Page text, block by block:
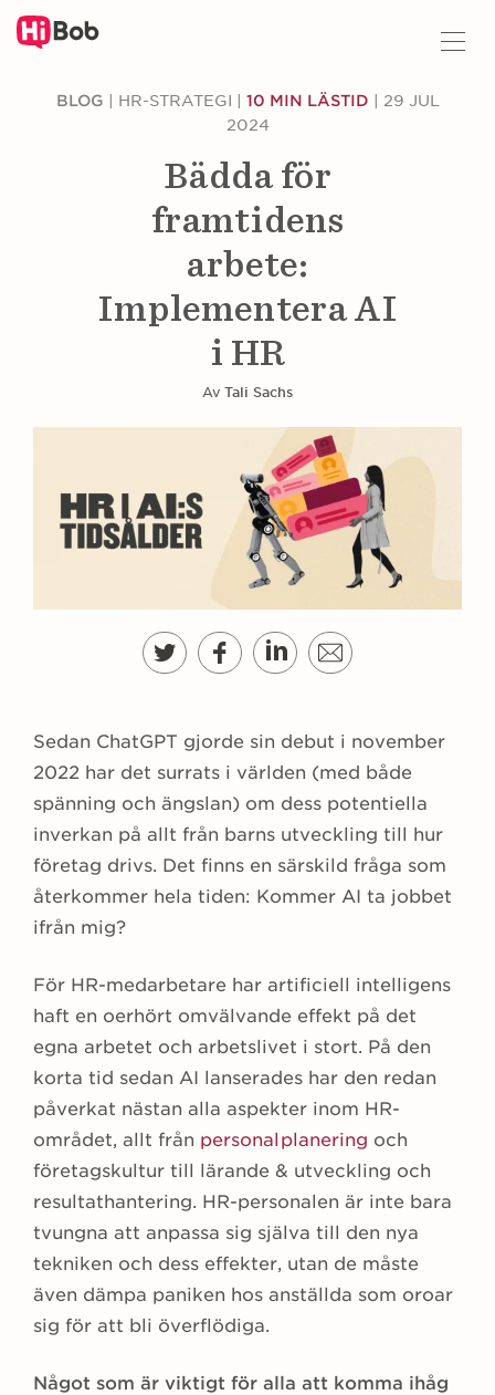
BLOG | HR-STRATEGI | 10 MIN LÄSTID | 29 JUL
2024
Bädda för
framtidens
arbete:
Implementera AI
i HR
Av Tali Sachs
Sedan ChatGPT gjorde sin debut i november
2022 har det surrats i världen (med både
spänning och ängslan) om dess potentiella
inverkan på allt från barns utveckling till hur
företag drivs. Det finns en särskild fråga som
återkommer hela tiden: Kommer AI ta jobbet
ifrån mig?
För HR-medarbetare har artificiell intelligens
haft en oerhört omvälvande effekt på det
egna arbetet och arbetslivet i stort. På den
korta tid sedan AI lanserades har den redan
påverkat nästan alla aspekter inom HR-
området, allt från personalplanering och
företagskultur till lärande & utveckling och
resultathantering. HR-personalen är inte bara
tvungna att anpassa sig själva till den nya
tekniken och dess effekter, utan de måste
även dämpa paniken hos anställda som oroar
sig för att bli överflödiga.
Något som är viktigt för alla att komma ihåg